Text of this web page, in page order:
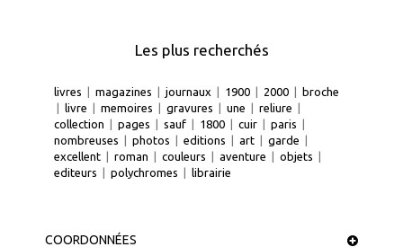
Les plus recherchés
livres | magazines | journaux | 1900 | 2000 | broche
| livre | memoires | gravures | une | reliure |
collection | pages | sauf | 1800 | cuir | paris |
nombreuses | photos | editions | art | garde |
excellent | roman | couleurs | aventure | objets |
editeurs | polychromes | librairie
COORDONNÉES